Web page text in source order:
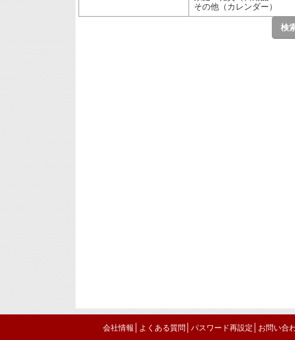
その他（カレンダー）
検
会社情報 よくある質問 パスワード再設定 お問い合